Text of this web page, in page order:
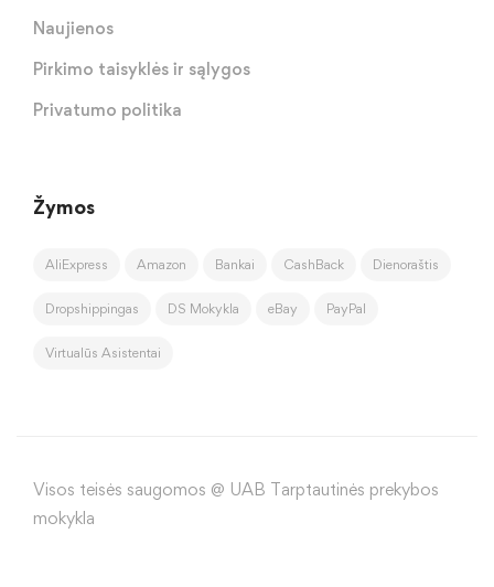
Naujienos
Pirkimo taisyklės ir sąlygos
Privatumo politika
Žymos
AliExpress Amazon Bankai CashBack Dienoraštis
Dropshippingas DS Mokykla eBay PayPal
Virtualūs Asistentai
Visos teisės saugomos @ UAB Tarptautinės prekybos
mokykla